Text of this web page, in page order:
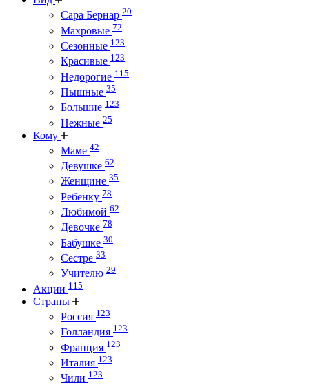
Сара Бернар 20
Махровые 72
Сезонные 123
Красивые 123
Недорогие 115
Пышные 35
Большие 123
Нежные 25
Кому
Маме 42
Девушке 62
Женщине 35
Ребенку 78
Любимой 62
Девочке 78
Бабушке 30
Сестре 33
Учителю 29
Акции 115
Страны
Россия 123
Голландия 123
Франция 123
Италия 123
Чили 123